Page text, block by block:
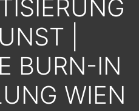
|
BURN-IN
WIEN